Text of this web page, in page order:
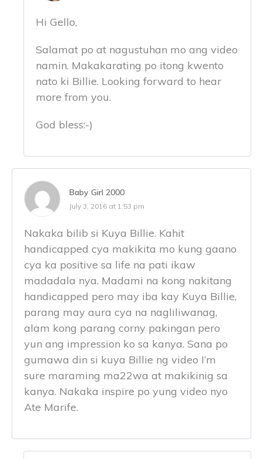
Hi Gello,
Salamat po at nagustuhan mo ang video
namin. Makakarating po itong kwento
nato ki Billie. Looking forward to hear
more from you.
God bless:-)
Baby Girl 2000
July 3, 2016 at 1:53 pm
Nakaka bilib si Kuya Billie. Kahit
handicapped cya makikita mo kung gaano
cya ka positive sa life na pati ikaw
madadala nya. Madami na kong nakitang
handicapped pero may iba kay Kuya Billie,
parang may aura cya na nagliliwanag,
alam kong parang corny pakingan pero
yun ang impression ko sa kanya. Sana po
gumawa din si kuya Billie ng video I’m
sure maraming ma22wa at makikinig sa
kanya. Nakaka inspire po yung video nyo
Ate Marife.